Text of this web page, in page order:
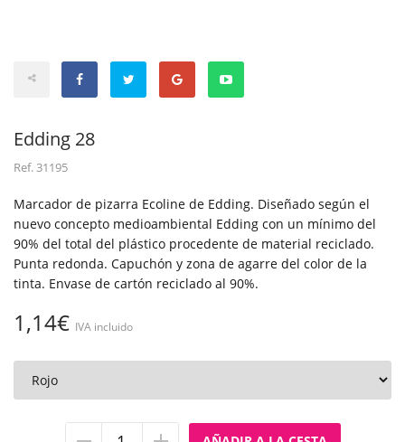
Edding 28
Ref.31195
Marcador de pizarra Ecoline de Edding. Diseñado según el
nuevo concepto medioambiental Edding con un mínimo del
90% del total del plástico procedente de material reciclado.
Punta redonda. Capuchón y zona de agarre del color de la
tinta. Envase de cartón reciclado al 90%.
1,14€ IVA incluido